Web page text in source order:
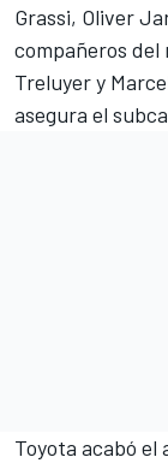
Grassi, Oliver
compañeros
Treluyer y
asegura el
Toyota acabó el